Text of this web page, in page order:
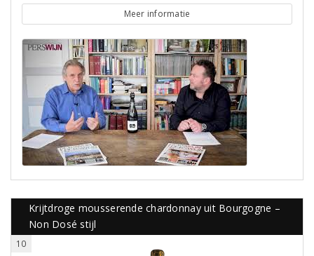
Meer informatie
Krijtdroge mousserende chardonnay uit Bourgogne –
Non Dosé stijl
10